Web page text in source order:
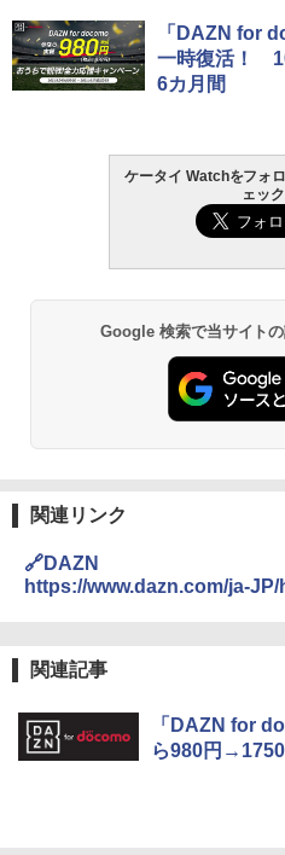
「DAZN for
一時復活！
6カ月間
ケータイ Watchをフォ
ェック
Google 検索で当サイト
関連リンク
🔗DAZN
https://www.dazn.com/ja-JP/
関連記事
「DAZN for
ら980円